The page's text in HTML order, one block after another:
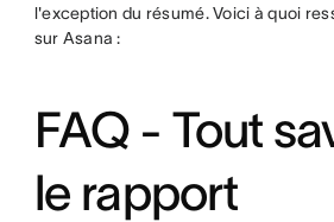
l'exception du résumé. Voici à quoi
sur Asana :
FAQ - Tout
le rapport